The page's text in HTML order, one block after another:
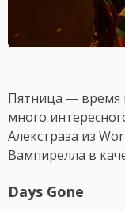
Пятница — время
много
Алекстраза из
Вампирелла в
Days Gone